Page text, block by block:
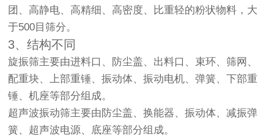
团、高静电、高精细、高密度、比重轻的粉状物料，大
于500目筛分。
3、结构不同
旋振筛主要由进料口、防尘盖、出料口、束环、筛网、
配重块、上部重锤、振动体、振动电机、弹簧、下部重
锤、机座等部分组成。
超声波振动筛主要由防尘盖、换能器、振动体、减振弹
簧、超声波电源、底座等部分组成。